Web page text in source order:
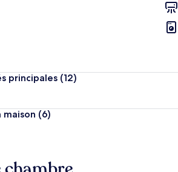
principales (12)
maison (6)